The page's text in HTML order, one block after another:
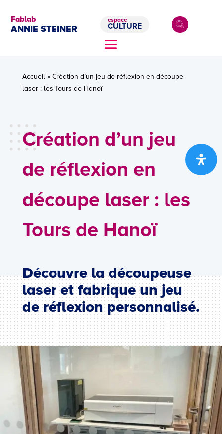
Fablab
ANNIE STEINER
espace
CULTURE
Accueil» Création d’un jeu de réflexion en découpe
laser : les Tours de Hanoï
Création d’un jeu
de réflexion en
découpe laser : les
Tours de Hanoï
Découvre la découpeuse
laser et fabrique un jeu
de réflexion personnalisé.